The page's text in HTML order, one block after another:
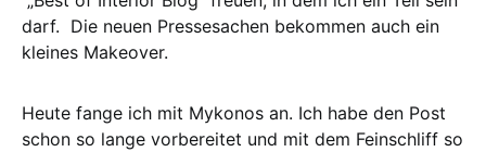
darf. Die neuen Pressesachen bekommen auch ein
kleines Makeover.
Heute fange ich mit Mykonos an. Ich habe den Post
schon so lange vorbereitet und mit dem Feinschliff so